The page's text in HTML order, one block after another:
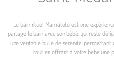
Le bain rituel Mamatoto est une
partage le bain avec son bébé, qui reste
une véritable bulle de sérénité,
tout en offrant à votre bébé une